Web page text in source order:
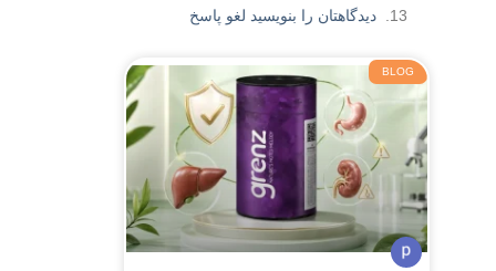
دیدگاهتان را بنویسید لغو پاسخ
BLOG